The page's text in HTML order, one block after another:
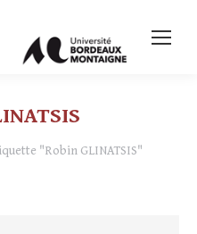
"Robin GLINATSIS"